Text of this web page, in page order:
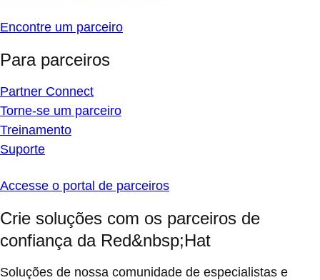
Encontre um parceiro
Para parceiros
Partner Connect
Torne-se um parceiro
Treinamento
Suporte
Accesse o portal de parceiros
Crie soluções com os parceiros de
confiança da Red&nbsp;Hat
Soluções de nossa comunidade de especialistas e